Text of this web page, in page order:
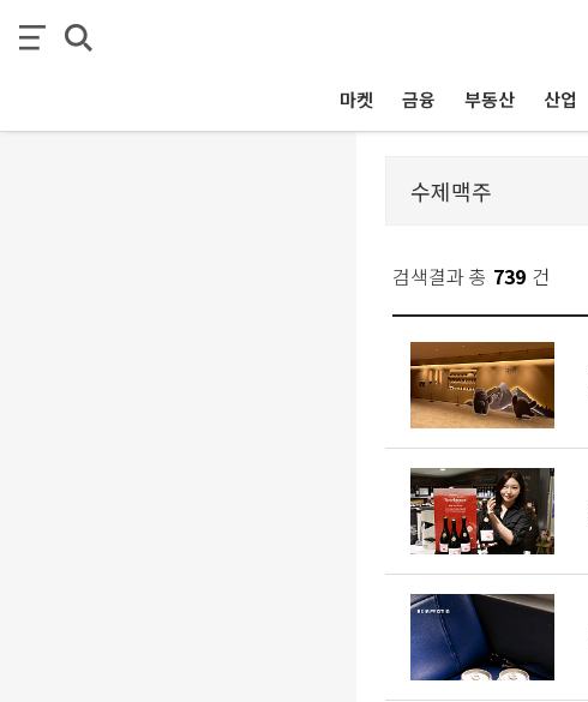
마켓 금융 부동산 산업
검색결과 총 739 건